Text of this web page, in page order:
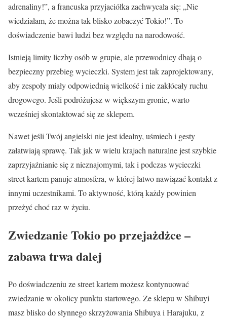
adrenaliny!”, a francuska przyjaciółka zachwycała się: „Nie
wiedziałam, że można tak blisko zobaczyć Tokio!”. To
doświadczenie bawi ludzi bez względu na narodowość.
Istnieją limity liczby osób w grupie, ale przewodnicy dbają o
bezpieczny przebieg wycieczki. System jest tak zaprojektowany,
aby zespoły miały odpowiednią wielkość i nie zakłócały ruchu
drogowego. Jeśli podróżujesz w większym gronie, warto
wcześniej skontaktować się ze sklepem.
Nawet jeśli Twój angielski nie jest idealny, uśmiech i gesty
załatwiają sprawę. Tak jak w wielu krajach naturalne jest szybkie
zaprzyjaźnianie się z nieznajomymi, tak i podczas wycieczki
street kartem panuje atmosfera, w której łatwo nawiązać kontakt z
innymi uczestnikami. To aktywność, którą każdy powinien
przeżyć choć raz w życiu.
Zwiedzanie Tokio po przejażdżce –
zabawa trwa dalej
Po doświadczeniu ze street kartem możesz kontynuować
zwiedzanie w okolicy punktu startowego. Ze sklepu w Shibuyi
masz blisko do słynnego skrzyżowania Shibuya i Harajuku, z